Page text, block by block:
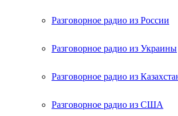
Разговорное радио из России
Разговорное радио из Украины
Разговорное радио из
Разговорное радио из США